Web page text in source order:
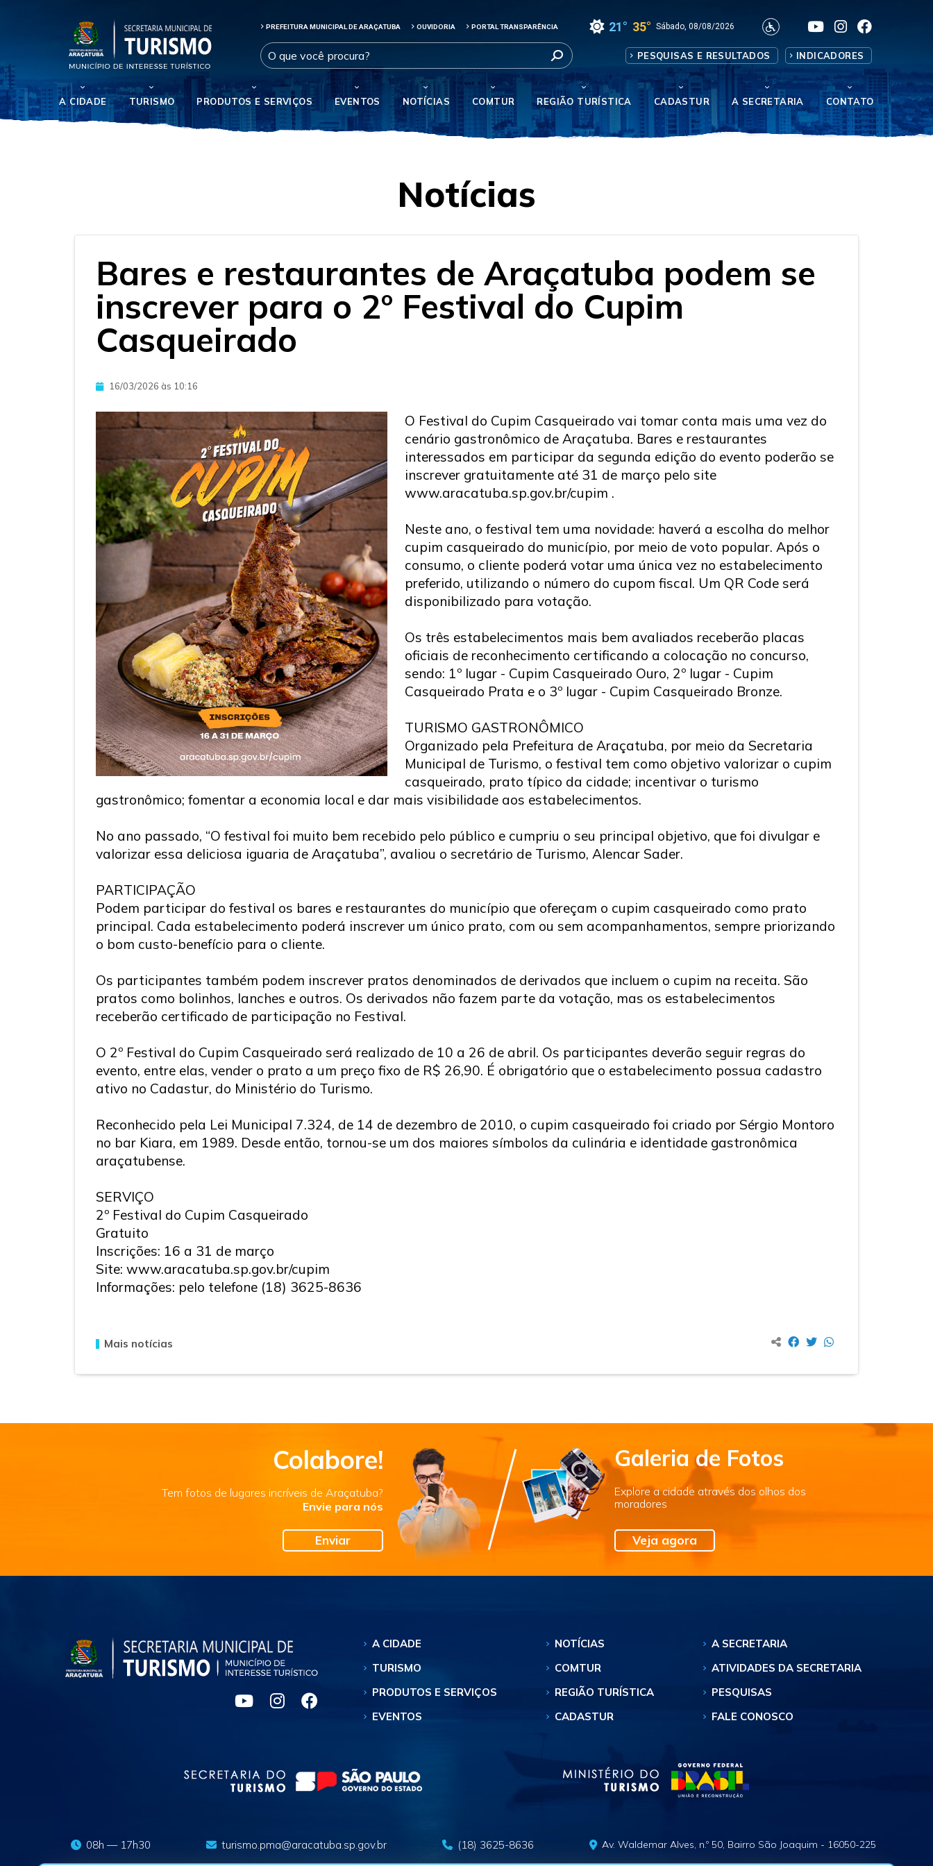
PREFEITURA MUNICIPAL DE ARAÇATUBA OUVIDORIA PORTAL TRANSPARÊNCIA 21° 35° Sábado, 08/08/2026
PESQUISAS E RESULTADOS INDICADORES
A CIDADE TURISMO PRODUTOS E SERVIÇOS EVENTOS NOTÍCIAS COMTUR REGIÃO TURÍSTICA CADASTUR A SECRETARIA CONTATO
Notícias
Bares e restaurantes de Araçatuba podem se
inscrever para o 2º Festival do Cupim
Casqueirado
16/03/2026 às 10:16
O Festival do Cupim Casqueirado vai tomar conta mais uma vez do
cenário gastronômico de Araçatuba. Bares e restaurantes
interessados em participar da segunda edição do evento poderão se
inscrever gratuitamente até 31 de março pelo site
www.aracatuba.sp.gov.br/cupim .
Neste ano, o festival tem uma novidade: haverá a escolha do melhor
cupim casqueirado do município, por meio de voto popular. Após o
consumo, o cliente poderá votar uma única vez no estabelecimento
preferido, utilizando o número do cupom fiscal. Um QR Code será
disponibilizado para votação.
Os três estabelecimentos mais bem avaliados receberão placas
oficiais de reconhecimento certificando a colocação no concurso,
sendo: 1º lugar - Cupim Casqueirado Ouro, 2º lugar - Cupim
Casqueirado Prata e o 3º lugar - Cupim Casqueirado Bronze.
TURISMO GASTRONÔMICO
Organizado pela Prefeitura de Araçatuba, por meio da Secretaria
Municipal de Turismo, o festival tem como objetivo valorizar o cupim
casqueirado, prato típico da cidade; incentivar o turismo
gastronômico; fomentar a economia local e dar mais visibilidade aos estabelecimentos.
No ano passado, “O festival foi muito bem recebido pelo público e cumpriu o seu principal objetivo, que foi divulgar e
valorizar essa deliciosa iguaria de Araçatuba”, avaliou o secretário de Turismo, Alencar Sader.
PARTICIPAÇÃO
Podem participar do festival os bares e restaurantes do município que ofereçam o cupim casqueirado como prato
principal. Cada estabelecimento poderá inscrever um único prato, com ou sem acompanhamentos, sempre priorizando
o bom custo-benefício para o cliente.
Os participantes também podem inscrever pratos denominados de derivados que incluem o cupim na receita. São
pratos como bolinhos, lanches e outros. Os derivados não fazem parte da votação, mas os estabelecimentos
receberão certificado de participação no Festival.
O 2º Festival do Cupim Casqueirado será realizado de 10 a 26 de abril. Os participantes deverão seguir regras do
evento, entre elas, vender o prato a um preço fixo de R$ 26,90. É obrigatório que o estabelecimento possua cadastro
ativo no Cadastur, do Ministério do Turismo.
Reconhecido pela Lei Municipal 7.324, de 14 de dezembro de 2010, o cupim casqueirado foi criado por Sérgio Montoro
no bar Kiara, em 1989. Desde então, tornou-se um dos maiores símbolos da culinária e identidade gastronômica
araçatubense.
SERVIÇO
2º Festival do Cupim Casqueirado
Gratuito
Inscrições: 16 a 31 de março
Site: www.aracatuba.sp.gov.br/cupim
Informações: pelo telefone (18) 3625-8636
Mais notícias
Colabore!
Tem fotos de lugares incríveis de Araçatuba?
Envie para nós
Enviar
Galeria de Fotos
Explore a cidade através dos olhos dos
moradores
Veja agora
A CIDADE
TURISMO
PRODUTOS E SERVIÇOS
EVENTOS
NOTÍCIAS
COMTUR
REGIÃO TURÍSTICA
CADASTUR
A SECRETARIA
ATIVIDADES DA SECRETARIA
PESQUISAS
FALE CONOSCO
08h — 17h30 turismo.pma@aracatuba.sp.gov.br (18) 3625-8636 Av. Waldemar Alves, n.º 50, Bairro São Joaquim - 16050-225